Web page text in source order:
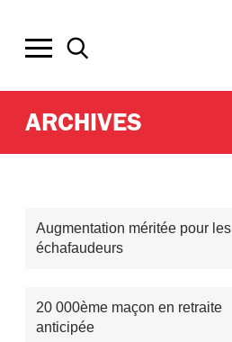
ARCHIVES
Augmentation méritée pour les
échafaudeurs
20 000ème maçon en retraite
anticipée